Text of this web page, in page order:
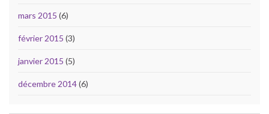
mars 2015 (6)
février 2015 (3)
janvier 2015 (5)
décembre 2014(6)